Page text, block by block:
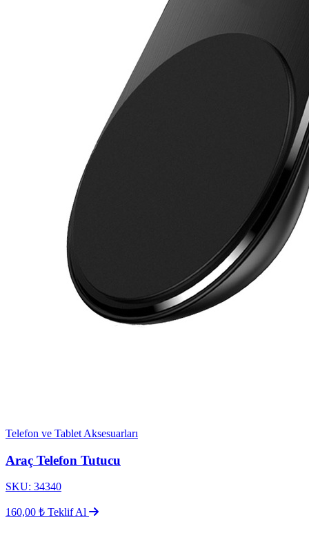
Telefon ve Tablet Aksesuarları
Araç Telefon Tutucu
SKU: 34340
160,00 ₺ Teklif Al